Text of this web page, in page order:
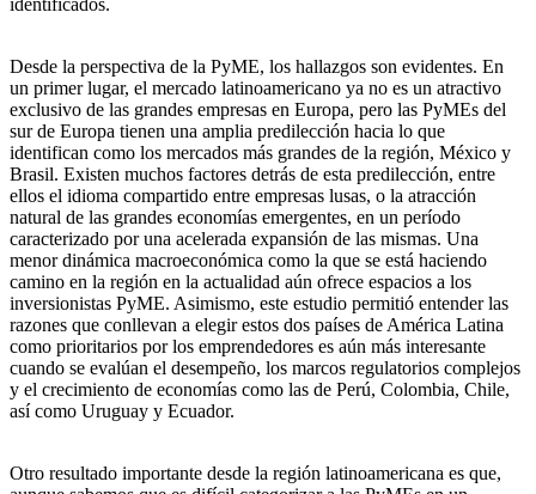
identificados.
Desde la perspectiva de la PyME, los hallazgos son evidentes. En
un primer lugar, el mercado latinoamericano ya no es un atractivo
exclusivo de las grandes empresas en Europa, pero las PyMEs del
sur de Europa tienen una amplia predilección hacia lo que
identifican como los mercados más grandes de la región, México y
Brasil. Existen muchos factores detrás de esta predilección, entre
ellos el idioma compartido entre empresas lusas, o la atracción
natural de las grandes economías emergentes, en un período
caracterizado por una acelerada expansión de las mismas. Una
menor dinámica macroeconómica como la que se está haciendo
camino en la región en la actualidad aún ofrece espacios a los
inversionistas PyME. Asimismo, este estudio permitió entender las
razones que conllevan a elegir estos dos países de América Latina
como prioritarios por los emprendedores es aún más interesante
cuando se evalúan el desempeño, los marcos regulatorios complejos
y el crecimiento de economías como las de Perú, Colombia, Chile,
así como Uruguay y Ecuador.
Otro resultado importante desde la región latinoamericana es que,